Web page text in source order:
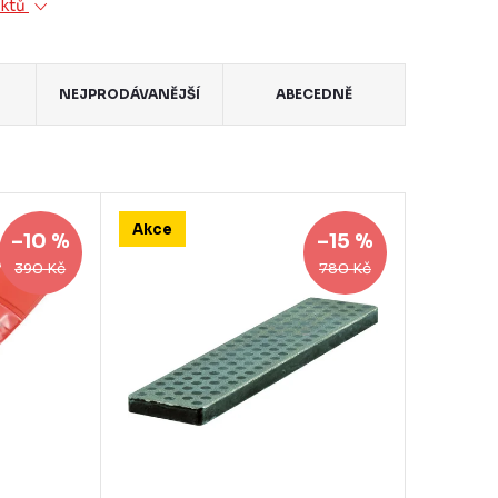
NEJPRODÁVANĚJŠÍ ABECEDNĚ
390 Kč
–10 % Akce
780 Kč
–15 %